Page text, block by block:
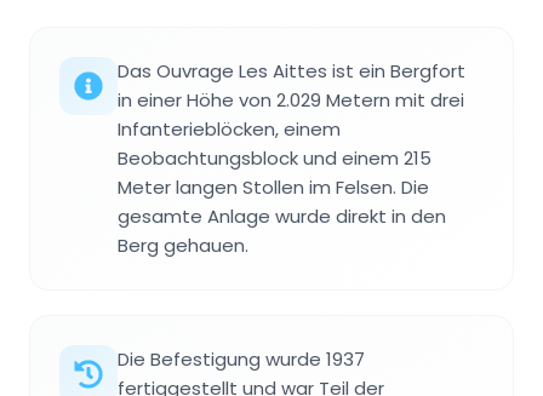
Das Ouvrage Les Aittes ist ein Bergfort
in einer Höhe von 2.029 Metern mit drei
Infanterieblöcken, einem
Beobachtungsblock und einem 215
Meter langen Stollen im Felsen. Die
gesamte Anlage wurde direkt in den
Berg gehauen.
Die Befestigung wurde 1937
fertiggestellt und war Teil der